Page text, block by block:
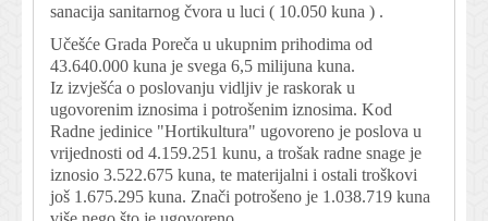
sanacija sanitarnog čvora u luci ( 10.050 kuna ) .
Učešće Grada Poreča u ukupnim prihodima od
43.640.000 kuna je svega 6,5 milijuna kuna.
Iz izvješća o poslovanju vidljiv je raskorak u
ugovorenim iznosima i potrošenim iznosima. Kod
Radne jedinice "Hortikultura" ugovoreno je poslova u
vrijednosti od 4.159.251 kunu, a trošak radne snage je
iznosio 3.522.675 kuna, te materijalni i ostali troškovi
još 1.675.295 kuna. Znači potrošeno je 1.038.719 kuna